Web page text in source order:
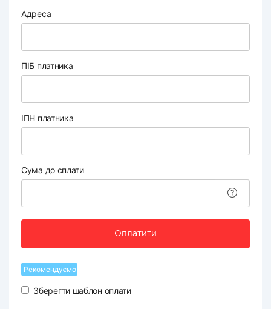
Адреса
ПІБ платника
ІПН платника
Сума до сплати
Оплатити
Рекомендуємо
Зберегти шаблон оплати